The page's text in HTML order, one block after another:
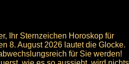
Ihr Sternzeichen Horoskop für
8. August 2026 lautet die Glocke.
für Sie werden!